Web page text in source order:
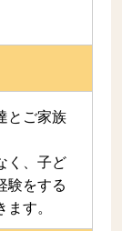
とご家族
く、子ど
験をする
す。